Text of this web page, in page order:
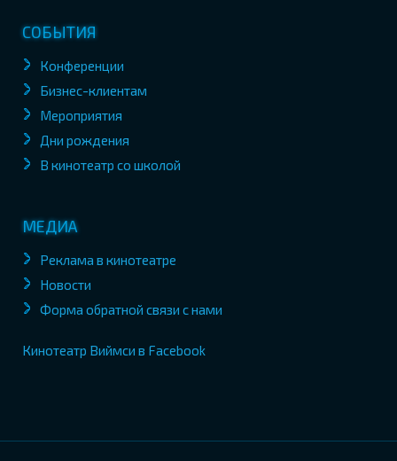
СОБЫТИЯ
Конференции
Бизнес-клиентам
Мероприятия
Дни рождения
В кинотеатр со школой
МЕДИА
Реклама в кинотеатре
Новости
Форма обратной связи с нами
Кинотеатр Виймси в Facebook